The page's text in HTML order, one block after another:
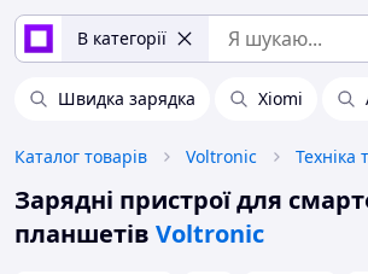
В категорії
Швидка зарядка Xiomi
Каталог товарів Voltronic Техніка
Зарядні пристрої для
планшетів Voltronic